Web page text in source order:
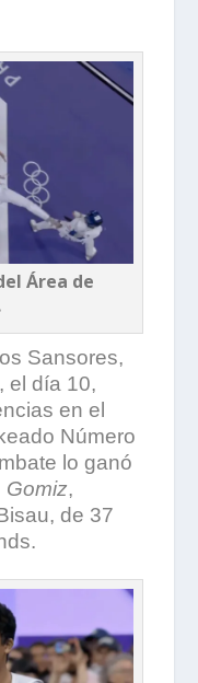
Área de
Sansores,
el día 10,
en el
Número
lo ganó
Gomiz,
de 37